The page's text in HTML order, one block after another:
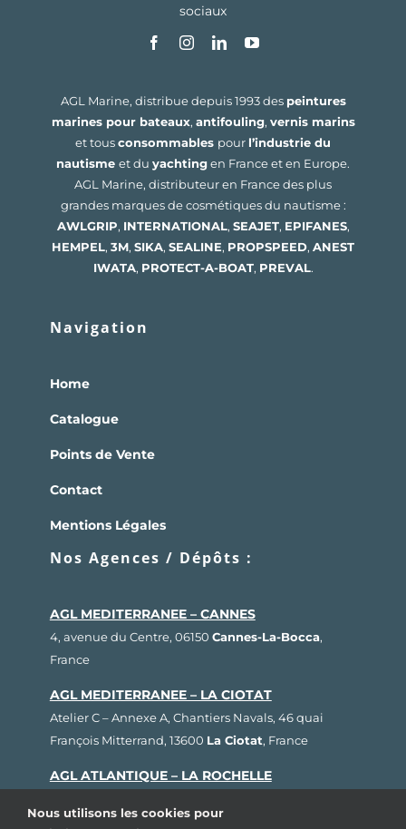
sociaux
AGL Marine, distribue depuis 1993 des peintures
marines pour bateaux, antifouling, vernis marins
et tousconsommables pour l’industrie du
nautisme et du yachtingen France et en Europe.
AGL Marine, distributeur en France des plus
grandes marques de cosmétiques du nautisme :
AWLGRIP, INTERNATIONAL, SEAJET, EPIFANES,
HEMPEL, 3M, SIKA, SEALINE, PROPSPEED, ANEST
IWATA, PROTECT-A-BOAT, PREVAL.
Navigation
Home
Catalogue
Points de Vente
Contact
Mentions Légales
Nos Agences / Dépôts :
AGL MEDITERRANEE – CANNES
4, avenue du Centre, 06150 Cannes-La-Bocca,
France
AGL MEDITERRANEE – LA CIOTAT
Atelier C – Annexe A, Chantiers Navals, 46 quai
François Mitterrand, 13600 La Ciotat, France
AGL ATLANTIQUE – LA ROCHELLE
Rochelle, France
Nous utilisons les cookies pour